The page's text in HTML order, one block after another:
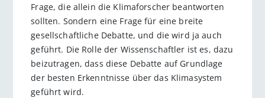
Frage, die allein die Klimaforscher beantworten
sollten. Sondern eine Frage für eine breite
gesellschaftliche Debatte, und die wird ja auch
geführt. Die Rolle der Wissenschaftler ist es, dazu
beizutragen, dass diese Debatte auf Grundlage
der besten Erkenntnisse über das Klimasystem
geführt wird.